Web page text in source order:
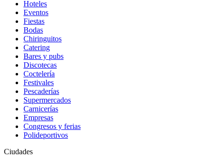
Hoteles
Eventos
Fiestas
Bodas
Chiringuitos
Catering
Bares y pubs
Discotecas
Coctelería
Festivales
Pescaderías
Supermercados
Carnicerías
Empresas
Congresos y ferias
Polideportivos
Ciudades